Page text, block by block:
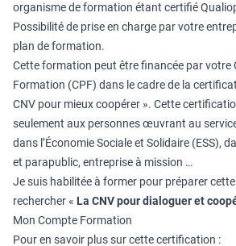
organisme de formation étant certifié
Possibilité de prise en charge par votre
plan de formation.
Cette formation peut être financée par votre
Formation (CPF) dans le cadre de la
CNV pour mieux coopérer ». Cette
seulement aux personnes œuvrant au
dans l’Économie Sociale et Solidaire (ESS),
et parapublic, entreprise à mission …
Je suis habilitée à former pour préparer
rechercher « La CNV pour dialoguer et
Mon Compte Formation
Pour en savoir plus sur cette certification :